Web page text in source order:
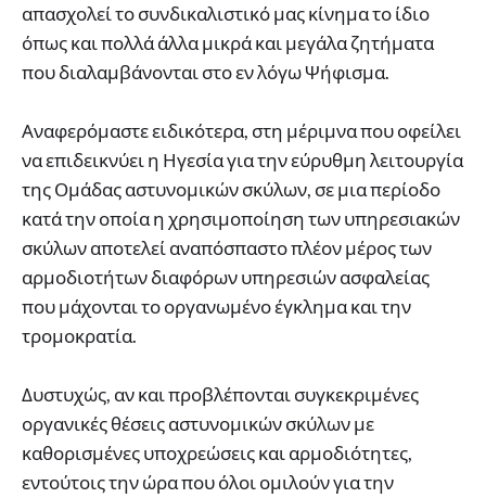
απασχολεί το συνδικαλιστικό μας κίνημα το ίδιο
όπως και πολλά άλλα μικρά και μεγάλα ζητήματα
που διαλαμβάνονται στο εν λόγω Ψήφισμα.
Αναφερόμαστε ειδικότερα, στη μέριμνα που οφείλει
να επιδεικνύει η Ηγεσία για την εύρυθμη λειτουργία
της Ομάδας αστυνομικών σκύλων, σε μια περίοδο
κατά την οποία η χρησιμοποίηση των υπηρεσιακών
σκύλων αποτελεί αναπόσπαστο πλέον μέρος των
αρμοδιοτήτων διαφόρων υπηρεσιών ασφαλείας
που μάχονται το οργανωμένο έγκλημα και την
τρομοκρατία.
Δυστυχώς, αν και προβλέπονται συγκεκριμένες
οργανικές θέσεις αστυνομικών σκύλων με
καθορισμένες υποχρεώσεις και αρμοδιότητες,
εντούτοις την ώρα που όλοι ομιλούν για την